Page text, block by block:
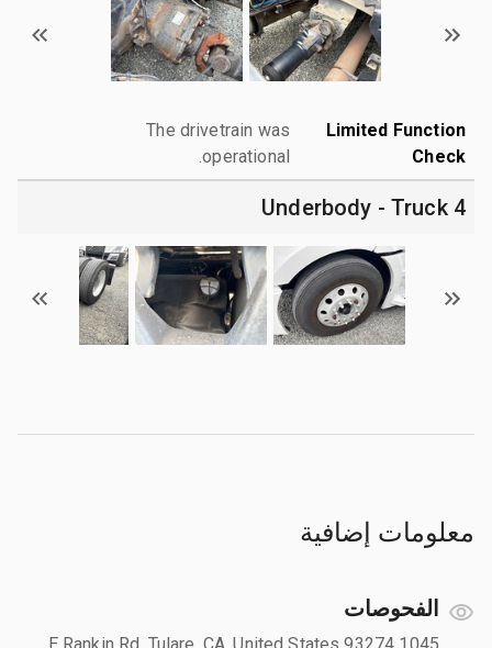
Limited Function
Check
The drivetrain was
operational.
4 Underbody - Truck
معلومات إضافية
الفحوصات